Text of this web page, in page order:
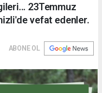
23Temmuz
vefat edenler.
ABONE OL